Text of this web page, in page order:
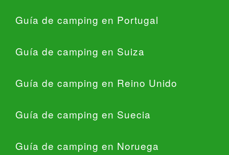
Guía de camping en Portugal
Guía de camping en Suiza
Guía de camping en Reino Unido
Guía de camping en Suecia
Guía de camping en Noruega